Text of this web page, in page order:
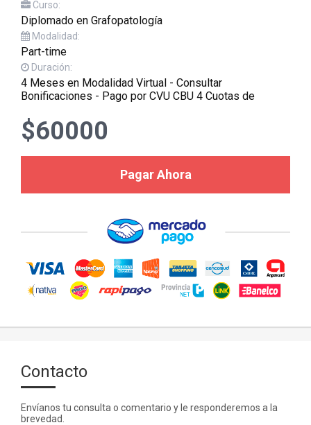
Curso:
Diplomado en Grafopatología
Modalidad:
Part-time
Duración:
4 Meses en Modalidad Virtual - Consultar
Bonificaciones - Pago por CVU CBU 4 Cuotas de
$60000
Pagar Ahora
Contacto
Envíanos tu consulta o comentario y le responderemos a la
brevedad.